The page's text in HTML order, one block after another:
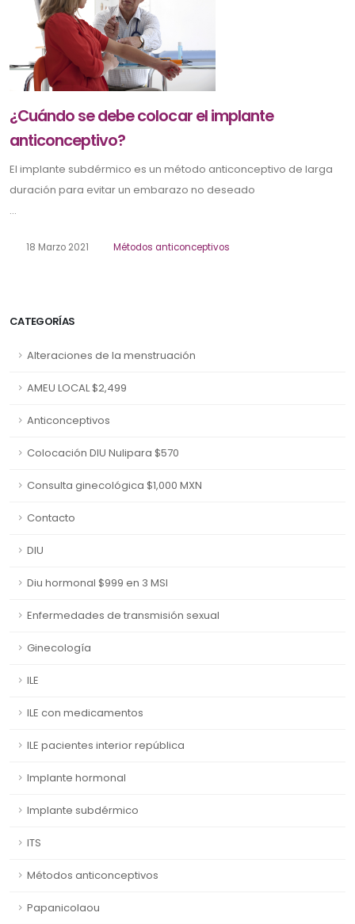
CATEGORÍAS
Alteraciones de la menstruación
AMEU LOCAL $2,499
Anticonceptivos
Colocación DIU Nulipara $570
Consulta ginecológica $1,000 MXN
Contacto
DIU
Diu hormonal $999 en 3 MSI
Enfermedades de transmisión sexual
Ginecología
ILE
ILE con medicamentos
ILE pacientes interior república
Implante hormonal
Implante subdérmico
ITS
Métodos anticonceptivos
Papanicolaou
¿Cuándo se debe colocar el implante
anticonceptivo?
El implante subdérmico es un método anticonceptivo de larga
duración para evitar un embarazo no deseado
...
18 Marzo 2021 Métodos anticonceptivos